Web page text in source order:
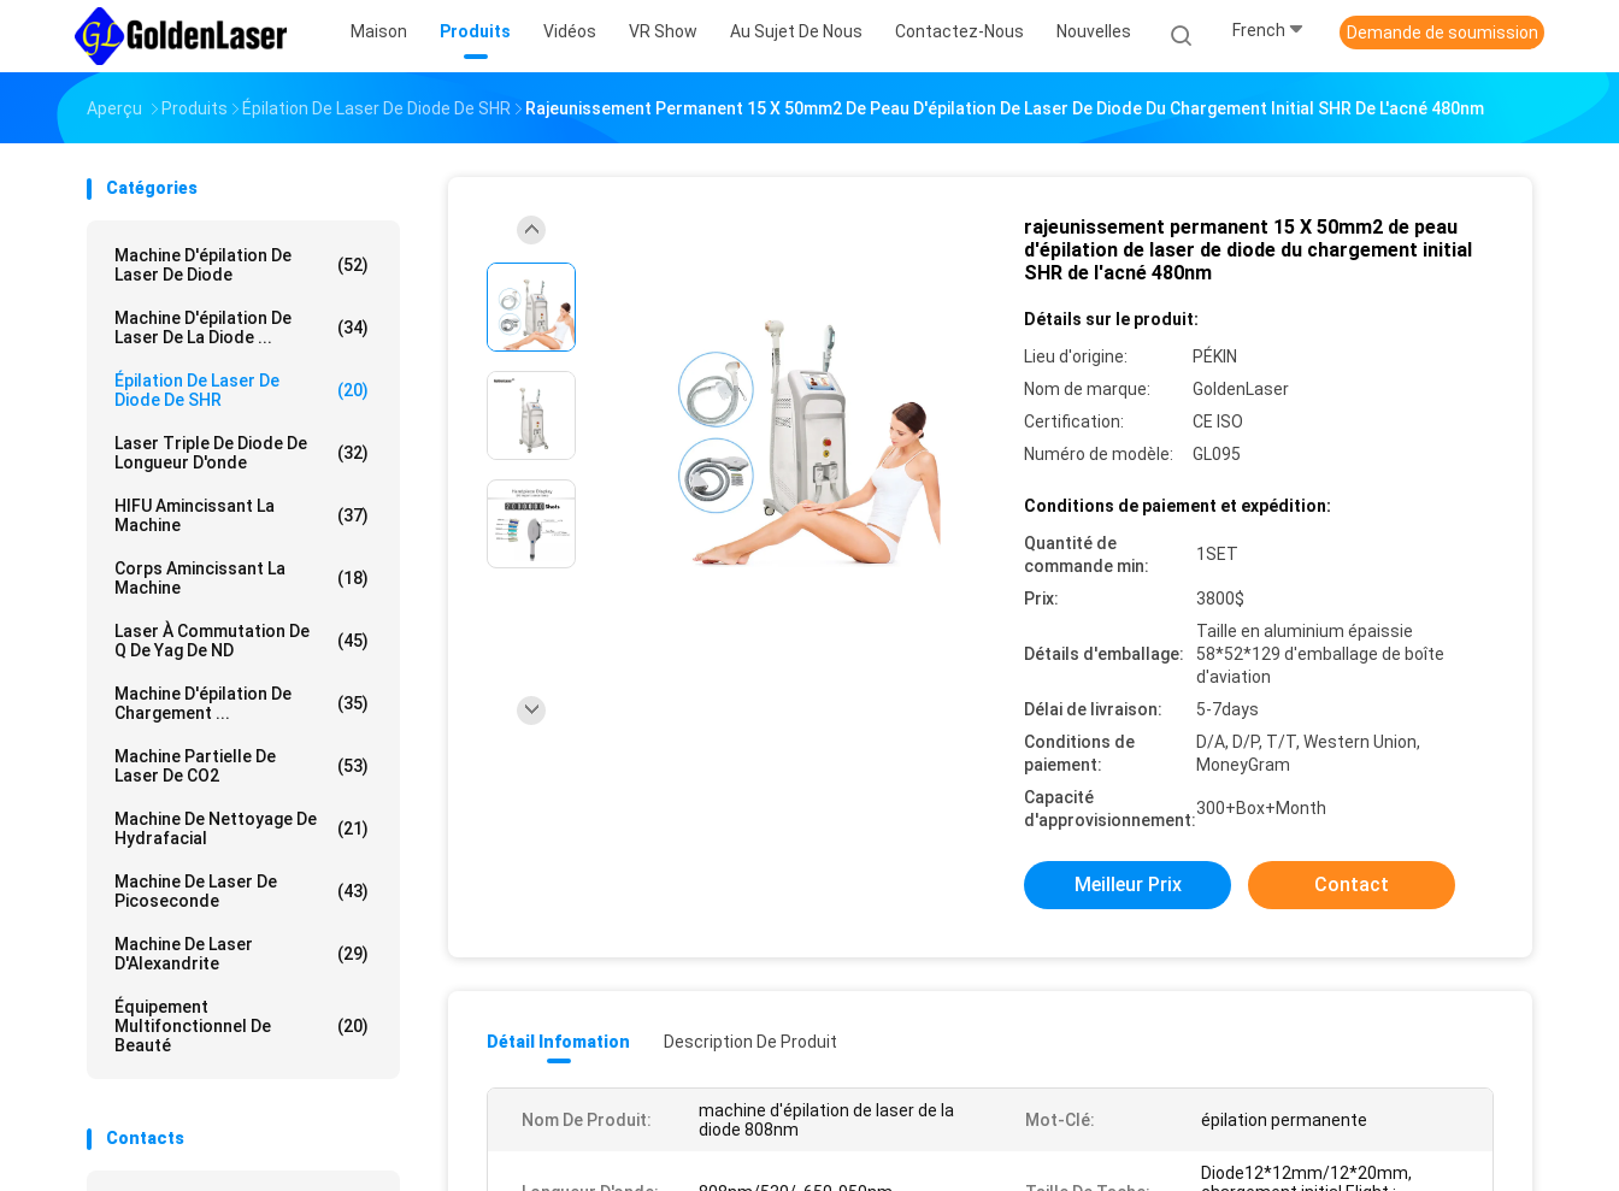
Maison Produits Vidéos VR Show Au Sujet De Nous Contactez-Nous Nouvelles French Demande de soumission
Aperçu Produits Épilation De Laser De Diode De SHR Rajeunissement Permanent 15 X 50mm2 De Peau D'épilation De Laser De Diode Du Chargement Initial SHR De L'acné 480nm
Catégories
Machine D'épilation De
Laser De Diode
(52)
Machine D'épilation De
Laser De La Diode ...
(34)
Épilation De Laser De
Diode De SHR
(20)
Laser Triple De Diode De
Longueur D'onde
(32)
HIFU Amincissant La
Machine
(37)
Corps Amincissant La
Machine
(18)
Laser À Commutation De
Q De Yag De ND
(45)
Machine D'épilation De
Chargement ...
(35)
Machine Partielle De
Laser De CO2
(53)
Machine De Nettoyage De
Hydrafacial
(21)
Machine De Laser De
Picoseconde
(43)
Machine De Laser
D'Alexandrite
(29)
Équipement
Multifonctionnel De
Beauté
(20)
Contacts
rajeunissement permanent 15 X 50mm2 de peau
d'épilation de laser de diode du chargement initial
SHR de l'acné 480nm
Détails sur le produit:
Lieu d'origine:
PÉKIN
Nom de marque:
GoldenLaser
Certification:
CE ISO
Numéro de modèle:
GL095
Conditions de paiement et expédition:
Quantité de
commande min:
1SET
Prix: 3800$
Détails d'emballage:
Taille en aluminium épaissie
58*52*129 d'emballage de boîte
d'aviation
Délai de livraison:
5-7days
Conditions de
paiement:
D/A, D/P, T/T, Western Union,
MoneyGram
Capacité
d'approvisionnement:
300+Box+Month
Meilleur Prix Contact
Détail Infomation Description De Produit
Nom De Produit:
machine d'épilation de laser de la
diode 808nm
Mot-Clé: épilation permanente
Diode12*12mm/12*20mm,